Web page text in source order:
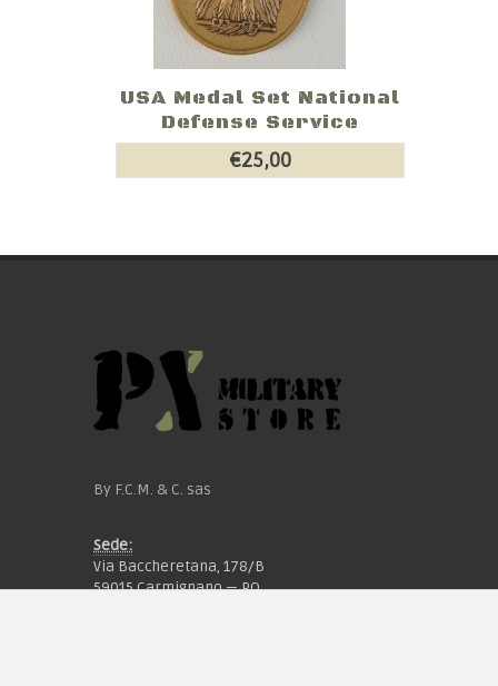
USA Medal Set National
Defense Service
€25,00
By F.C.M. & C. sas
Sede:
Via Baccheretana, 178/B
59015 Carmignano — PO